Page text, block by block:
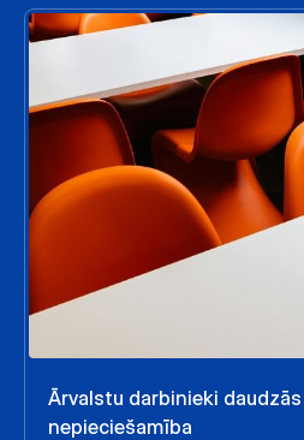
Ārvalstu darbinieki
nepieciešamība